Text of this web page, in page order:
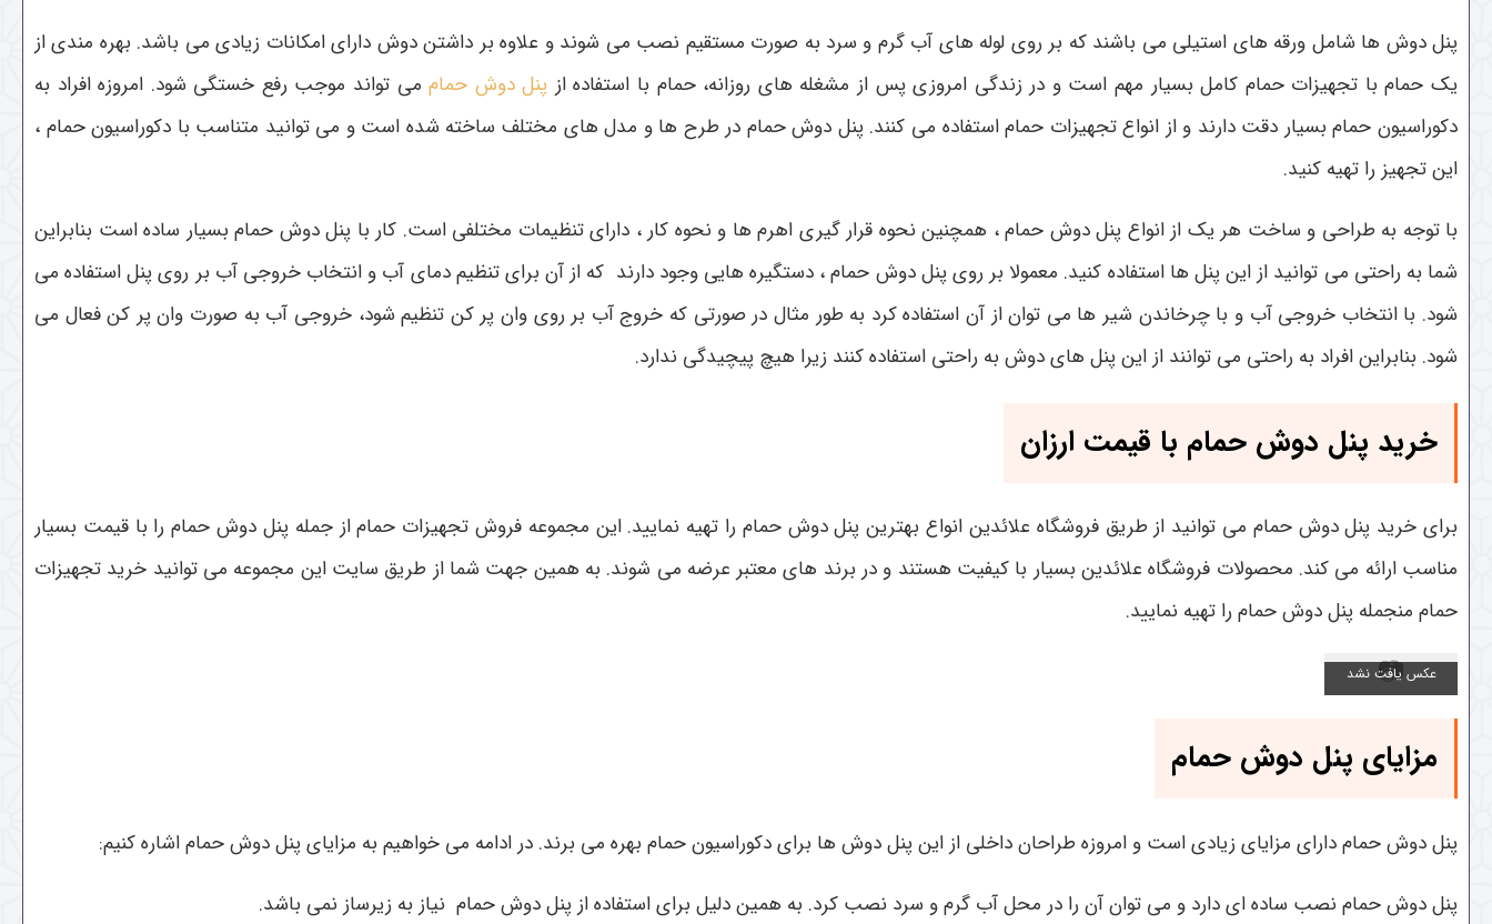
پنل دوش ها شامل ورقه های استیلی می باشند که بر روی لوله های آب گرم و سرد به صورت مستقیم نصب می شوند و علاوه بر داشتن دوش دارای امکانات زیادی می باشد. بهره مندی از
یک حمام با تجهیزات حمام کامل بسیار مهم است و در زندگی امروزی پس از مشغله های روزانه، حمام با استفاده از پنل دوش حماممی تواند موجب رفع خستگی شود. امروزه افراد به
دکوراسیون حمام بسیار دقت دارند و از انواع تجهیزات حمام استفاده می کنند. پنل دوش حمام در طرح ها و مدل های مختلف ساخته شده است و می توانید متناسب با دکوراسیون حمام ،
این تجهیز را تهیه کنید.
با توجه به طراحی و ساخت هر یک از انواع پنل دوش حمام ، همچنین نحوه قرار گیری اهرم ها و نحوه کار ، دارای تنظیمات مختلفی است. کار با پنل دوش حمام بسیار ساده است بنابراین
شما به راحتی می توانید از این پنل ها استفاده کنید. معمولا بر روی پنل دوش حمام ، دستگیره هایی وجود دارند که از آن برای تنظیم دمای آب و انتخاب خروجی آب بر روی پنل استفاده می
شود. با انتخاب خروجی آب و با چرخاندن شیر ها می توان از آن استفاده کرد به طور مثال در صورتی که خروج آب بر روی وان پر کن تنظیم شود، خروجی آب به صورت وان پر کن فعال می
شود. بنابراین افراد به راحتی می توانند از این پنل های دوش به راحتی استفاده کنند زیرا هیچ پیچیدگی ندارد.
خرید پنل دوش حمام با قیمت ارزان
برای خرید پنل دوش حمام می توانید از طریق فروشگاه علائدین انواع بهترین پنل دوش حمام را تهیه نمایید. این مجموعه فروش تجهیزات حمام از جمله پنل دوش حمام را با قیمت بسیار
مناسب ارائه می کند. محصولات فروشگاه علائدین بسیار با کیفیت هستند و در برند های معتبر عرضه می شوند. به همین جهت شما از طریق سایت این مجموعه می توانید خرید تجهیزات
حمام منجمله پنل دوش حمام را تهیه نمایید.
مزایای پنل دوش حمام
پنل دوش حمام دارای مزایای زیادی است و امروزه طراحان داخلی از این پنل دوش ها برای دکوراسیون حمام بهره می برند. در ادامه می خواهیم به مزایای پنل دوش حمام اشاره کنیم:
پنل دوش حمام نصب ساده ای دارد و می توان آن را در محل آب گرم و سرد نصب کرد. به همین دلیل برای استفاده از پنل دوش حمام نیاز به زیرساز نمی باشد.